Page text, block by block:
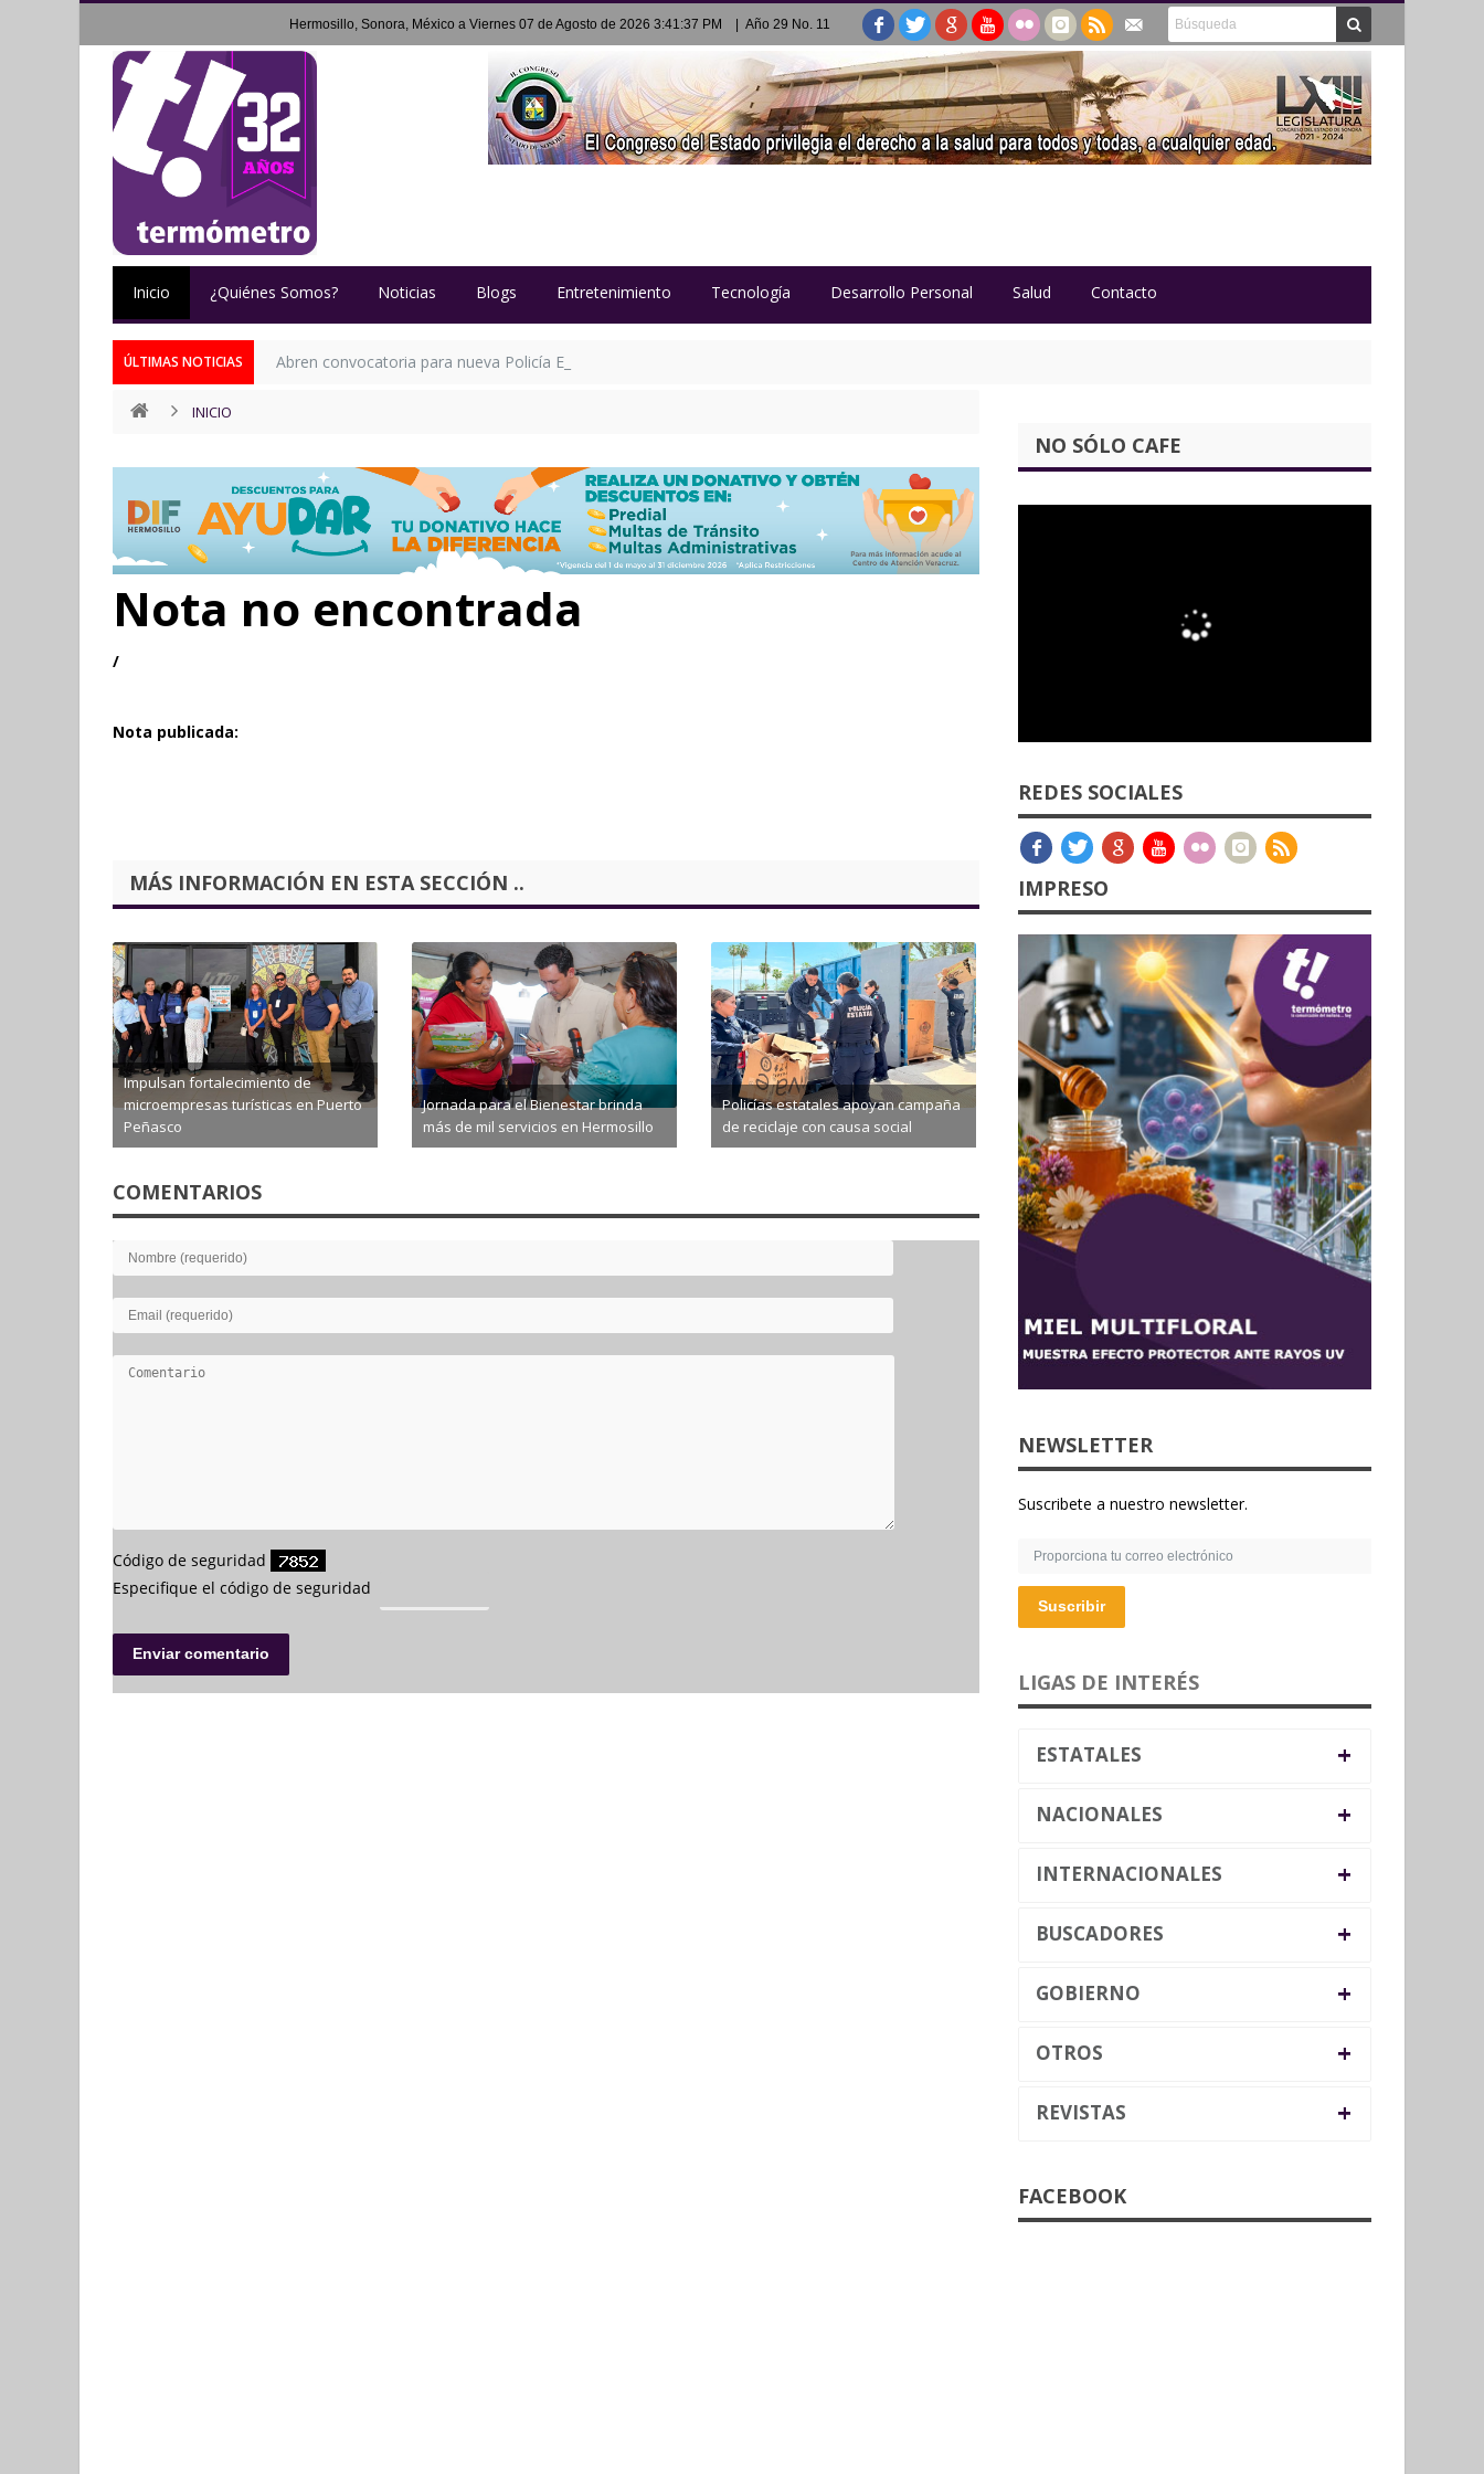
Hermosillo, Sonora, México a Viernes 07 de Agosto de 2026 3:41:37 PM | Año 29 No. 11
Inicio ¿Quiénes Somos? Noticias Blogs Entretenimiento Tecnología Desarrollo Personal Salud Contacto
ÚLTIMAS NOTICIAS Abren convocatoria para nueva Policía Estatal Penitenciaria
INICIO
Nota no encontrada
/
Nota publicada:
MÁS INFORMACIÓN EN ESTA SECCIÓN ..
Impulsan fortalecimiento de
microempresas turísticas en Puerto
Peñasco
Jornada para el Bienestar brinda
más de mil servicios en Hermosillo
Policías estatales apoyan campaña
de reciclaje con causa social
COMENTARIOS
NO SÓLO CAFE
REDES SOCIALES
IMPRESO
NEWSLETTER
Suscribete a nuestro newsletter.
Suscribir
LIGAS DE INTERÉS
ESTATALES +
NACIONALES +
INTERNACIONALES +
BUSCADORES +
GOBIERNO +
OTROS +
REVISTAS +
FACEBOOK